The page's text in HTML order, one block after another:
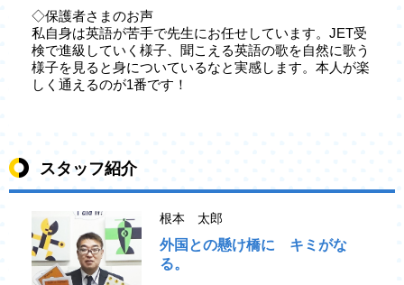
◇保護者さまのお声
私自身は英語が苦手で先生にお任せしています。JET受
検で進級していく様子、聞こえる英語の歌を自然に歌う
様子を見ると身についているなと実感します。本人が楽
しく通えるのが1番です！
スタッフ紹介
根本 太郎
外国との懸け橋に キミがな
る。